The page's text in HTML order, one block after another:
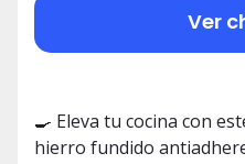
Ver
🍳 Eleva tu cocina con
hierro fundido